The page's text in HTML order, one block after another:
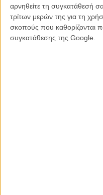
αρνηθείτε τη συγκατάθεσή
τρίτων μερών της για τη
σκοπούς που καθορίζονται
συγκατάθεσης της Google.
Λίγο χιούμορ, ακόμη και
απ’ ότι φαίνεται ο Τζόνσον
τραγούδι στο soundcloud
ζήτησε από τον Τζον Νταρνιέλ